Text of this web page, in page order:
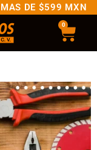
DE $599 MXN
0